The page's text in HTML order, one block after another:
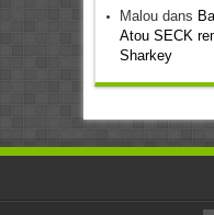
Maloudans
Atou SECK
Sharkey